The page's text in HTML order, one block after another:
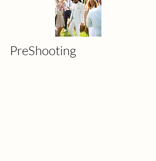
PreShooting